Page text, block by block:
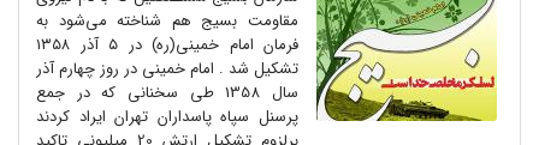
مقاومت بسیج هم شناخته می‌شود به
فرمان امام خمینی(ره) در ۵ آذر ۱۳۵۸
تشکیل شد . امام خمینی در روز چهارم آذر
سال 1358 طی سخنانی که در جمع
پرسنل سپاه پاسداران تهران ایراد کردند